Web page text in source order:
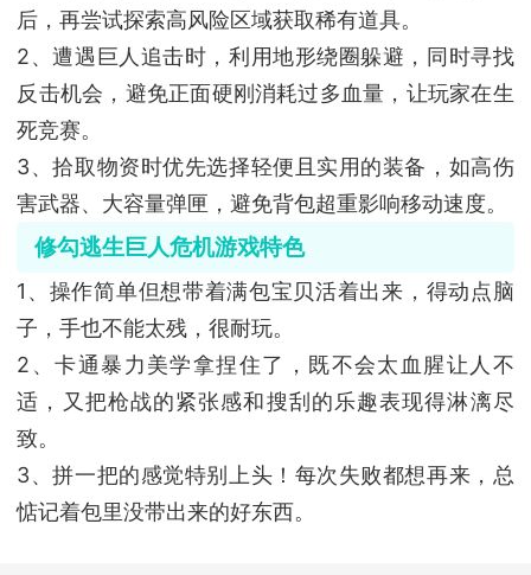
后，再尝试探索高风险区域获取稀有道具。
2、遭遇巨人追击时，利用地形绕圈躲避，同时寻找
反击机会，避免正面硬刚消耗过多血量，让玩家在生
死竞赛。
3、拾取物资时优先选择轻便且实用的装备，如高伤
害武器、大容量弹匣，避免背包超重影响移动速度。
修勾逃生巨人危机游戏特色
1、操作简单但想带着满包宝贝活着出来，得动点脑
子，手也不能太残，很耐玩。
2、卡通暴力美学拿捏住了，既不会太血腥让人不
适，又把枪战的紧张感和搜刮的乐趣表现得淋漓尽
致。
3、拼一把的感觉特别上头！每次失败都想再来，总
惦记着包里没带出来的好东西。